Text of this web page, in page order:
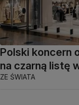
Polski koncern
na czarną listę
ZE ŚWIATA